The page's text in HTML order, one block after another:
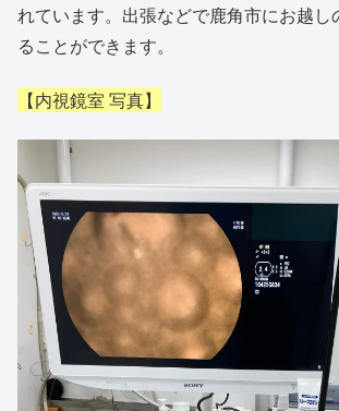
れています。出張などで鹿角市にお越し
ることができます。
【内視鏡室 写真】